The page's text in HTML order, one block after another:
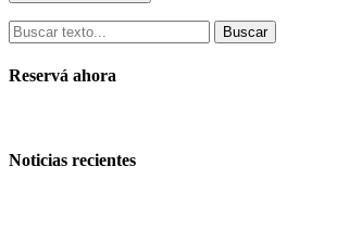
Buscar
Reservá ahora
Noticias recientes